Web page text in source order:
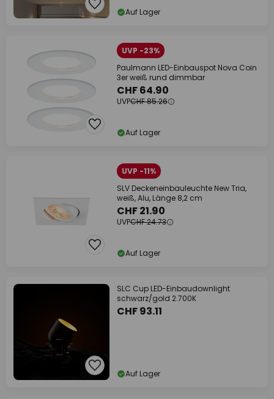
Auf Lager
UVP -23%
Paulmann LED-Einbauspot Nova Coin
3er weiß rund dimmbar
CHF 64.90
UVPCHF 85.26
Auf Lager
UVP -11%
SLV Deckeneinbauleuchte New Tria,
weiß, Alu, Länge 8,2 cm
CHF 21.90
UVPCHF 24.73
Auf Lager
SLC Cup LED-Einbaudownlight
schwarz/gold 2.700K
CHF 93.11
Auf Lager